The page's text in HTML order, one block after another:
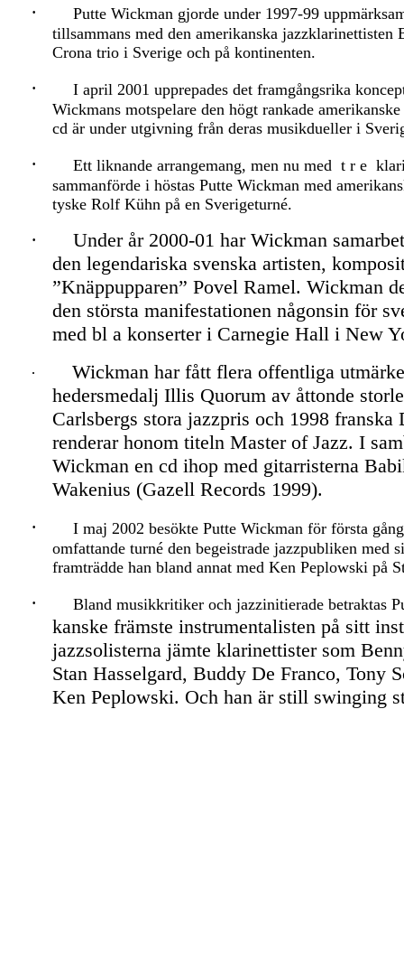
·
Putte Wickman gjorde under 1997-99
tillsammans med den amerikanska jazzklarinettisten
Crona trio i Sverige och på kontinenten.
·
I april 2001 upprepades det framgångsrika
Wickmans motspelare den högt rankade
cd är under utgivning från deras musikdueller i
· Ett liknande arrangemang, men nu med t r e
sammanförde i höstas Putte Wickman med
tyske Rolf Kühn på en Sverigeturné.
·
Under år 2000-01 har Wickman
den legendariska svenska artisten,
”Knäppupparen” Povel Ramel. Wickman
den största manifestationen någonsin för
med bl a konserter i Carnegie Hall i New
·
Wickman har fått flera offentliga
hedersmedalj Illis Quorum av åttonde
Carlsbergs stora jazzpris och 1998 franska
renderar honom titeln Master of Jazz. I
Wickman en cd ihop med gitarristerna
Wakenius (Gazell Records 1999).
·
I maj 2002 besökte Putte Wickman för första
omfattande turné den begeistrade jazzpubliken med
framträdde han bland annat med Ken Peplowski på
· Bland musikkritiker och jazzinitierade betraktas
kanske främste instrumentalisten på sitt
jazzsolisterna jämte klarinettister som
Stan Hasselgard, Buddy De Franco, Tony
Ken Peplowski. Och han är still swinging